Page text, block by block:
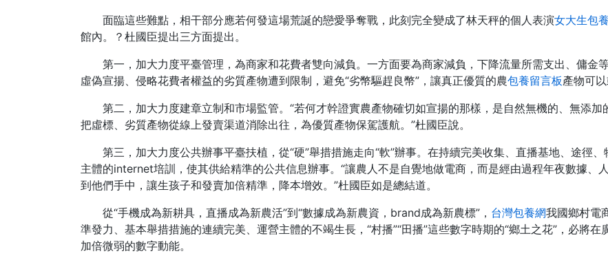
面臨這些難點，相干部分應若何發這場荒誕的戀愛爭奪戰，此刻完全變成了林天秤的個人表演女大生包
館內。？杜國臣提出三方面提出。
第一，加大力度平臺管理，為商家和花費者雙向減負。一方面要為商家減負，下降流量所需支出、傭金
虛偽宣揚、侵略花費者權益的劣質產物遭到限制，避免“劣幣驅趕良幣”，讓真正優質的農包養留言板產物可以
第二，加大力度建章立制和市場監管。“若何才幹證實農產物確切如宣揚的那樣，是自然無機的、無添加
把虛標、劣質產物從線上發賣渠道消除出往，為優質產物保駕護航。”杜國臣說。
第三，加大力度公共辦事平臺扶植，從“硬”舉措措施走向“軟”辦事。在持續完美收集、直播基地、途徑
主體的internet培訓，使其供給精準的公共信息辦事。“讓農人不是自覺地做電商，而是經由過程年夜數據、
到他們手中，讓生孩子和發賣加倍精準，降本增效。”杜國臣如是總結道。
從“手機成為新耕具，直播成為新農活”到“數據成為新農資，brand成為新農標”， 台灣包養網我國鄉村電
準發力、基本舉措措施的連續完美、運營主體的不竭生長，“村播”“田播”這些數字時期的“鄉土之花”，必將
加倍微弱的數字動能。